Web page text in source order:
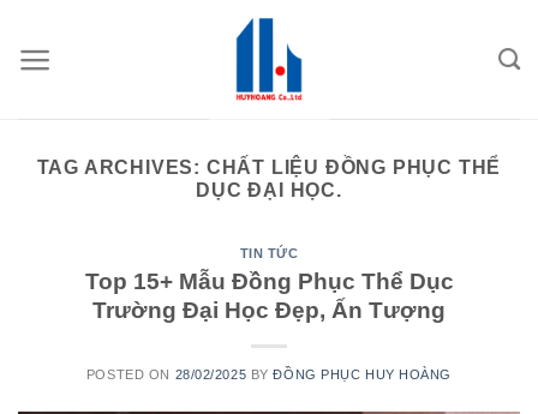
content
TAG ARCHIVES: CHẤT LIỆU ĐỒNG PHỤC THỂ
DỤC ĐẠI HỌC.
TIN TỨC
Top 15+ Mẫu Đồng Phục Thể Dục
Trường Đại Học Đẹp, Ấn Tượng
POSTED ON 28/02/2025 BYĐỒNG PHỤC HUY HOÀNG